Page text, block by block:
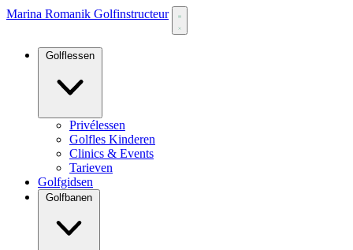
Marina Romanik Golfinstructeur
Privélessen
Golfles Kinderen
Clinics & Events
Tarieven
Golfgidsen